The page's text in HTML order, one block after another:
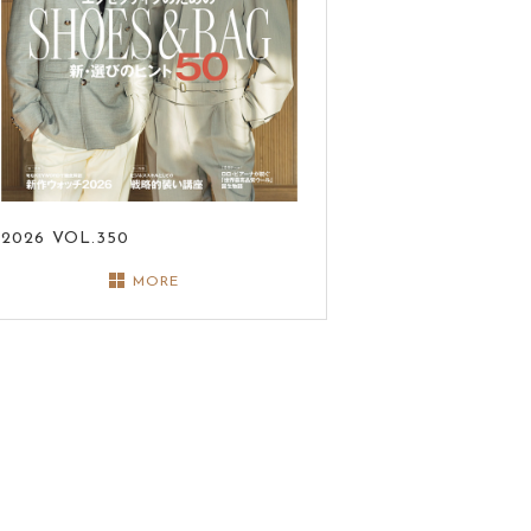
2026 VOL.350
MORE